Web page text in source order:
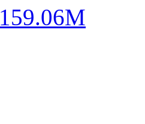
159.06M